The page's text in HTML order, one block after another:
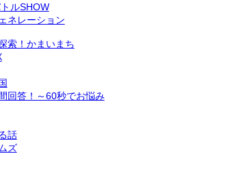
ルSHOW
ネレーション
索！かまいまち
回答！～60秒でお悩み
話
ズ